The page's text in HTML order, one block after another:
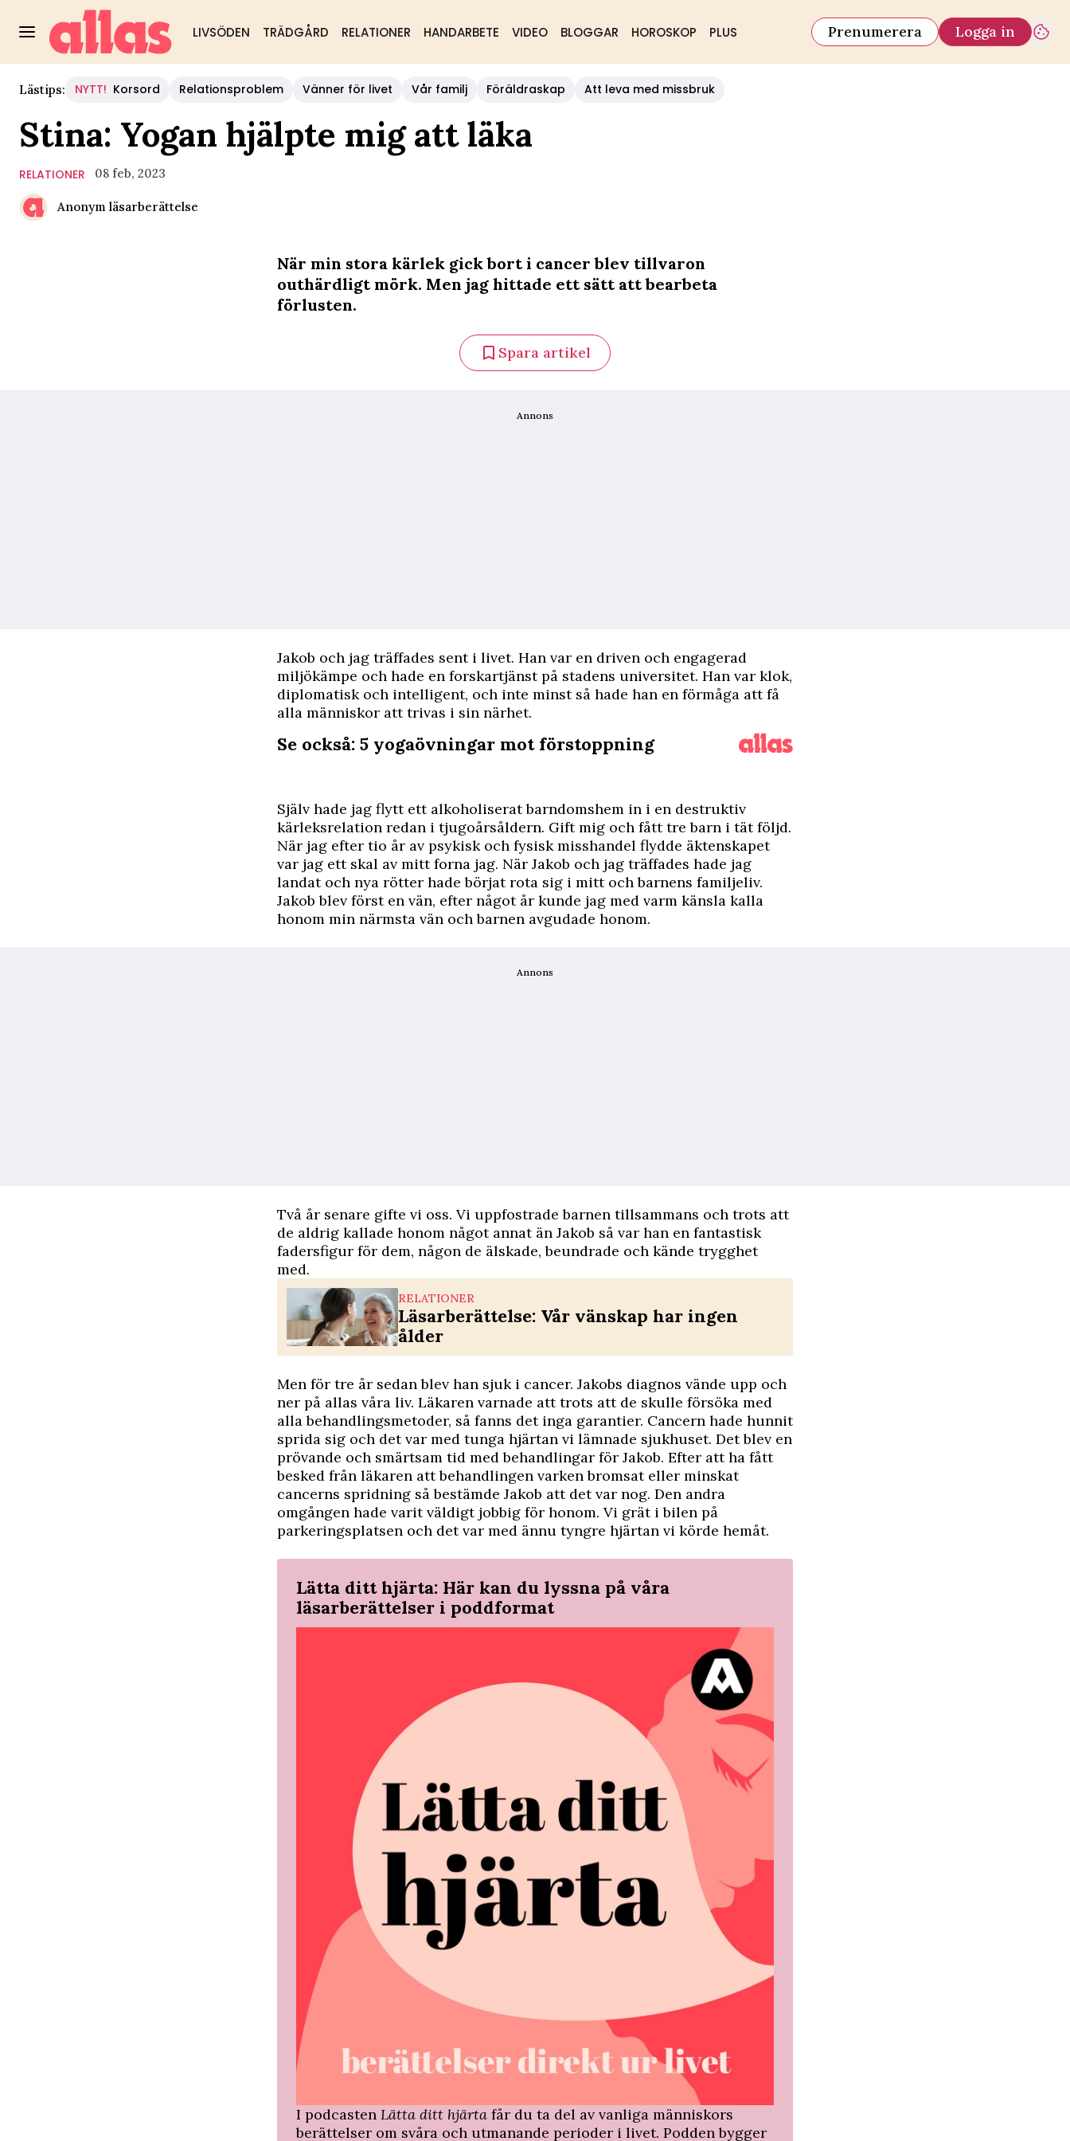
LIVSÖDEN TRÄDGÅRD RELATIONER HANDARBETE VIDEO BLOGGAR HOROSKOP PLUS Prenumerera Logga in
Lästips: NYTT! Korsord Relationsproblem Vänner för livet Vår familj Föräldraskap Att leva med missbruk
Stina: Yogan hjälpte mig att läka
RELATIONER 08 feb, 2023
Anonym läsarberättelse
När min stora kärlek gick bort i cancer blev tillvaron
outhärdligt mörk. Men jag hittade ett sätt att bearbeta
förlusten.
Spara artikel
Annons
Jakob och jag träffades sent i livet. Han var en driven och engagerad
miljökämpe och hade en forskartjänst på stadens universitet. Han var klok,
diplomatisk och intelligent, och inte minst så hade han en förmåga att få
alla människor att trivas i sin närhet.
Se också: 5 yogaövningar mot förstoppning
Själv hade jag flytt ett alkoholiserat barndomshem in i en destruktiv
kärleksrelation redan i tjugoårsåldern. Gift mig och fått tre barn i tät följd.
När jag efter tio år av psykisk och fysisk misshandel flydde äktenskapet
var jag ett skal av mitt forna jag. När Jakob och jag träffades hade jag
landat och nya rötter hade börjat rota sig i mitt och barnens familjeliv.
Jakob blev först en vän, efter något år kunde jag med varm känsla kalla
honom min närmsta vän och barnen avgudade honom.
Annons
Två år senare gifte vi oss. Vi uppfostrade barnen tillsammans och trots att
de aldrig kallade honom något annat än Jakob så var han en fantastisk
fadersfigur för dem, någon de älskade, beundrade och kände trygghet
med.
RELATIONER
Läsarberättelse: Vår vänskap har ingen
ålder
Men för tre år sedan blev han sjuk i cancer. Jakobs diagnos vände upp och
ner på allas våra liv. Läkaren varnade att trots att de skulle försöka med
alla behandlingsmetoder, så fanns det inga garantier. Cancern hade hunnit
sprida sig och det var med tunga hjärtan vi lämnade sjukhuset. Det blev en
prövande och smärtsam tid med behandlingar för Jakob. Efter att ha fått
besked från läkaren att behandlingen varken bromsat eller minskat
cancerns spridning så bestämde Jakob att det var nog. Den andra
omgången hade varit väldigt jobbig för honom. Vi grät i bilen på
parkeringsplatsen och det var med ännu tyngre hjärtan vi körde hemåt.
Lätta ditt hjärta: Här kan du lyssna på våra
läsarberättelser i poddformat
I podcasten Lätta ditt hjärta får du ta del av vanliga människors
berättelser om svåra och utmanande perioder i livet. Podden bygger